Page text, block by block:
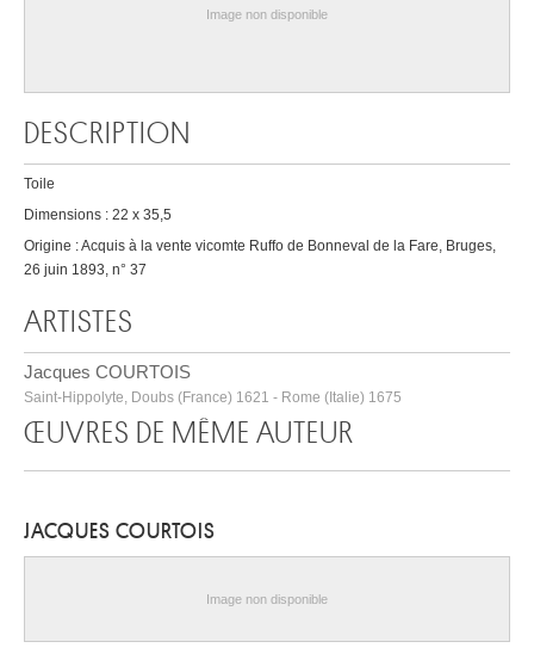
Image non disponible
DESCRIPTION
Toile
Dimensions : 22 x 35,5
Origine : Acquis à la vente vicomte Ruffo de Bonneval de la Fare, Bruges,
26 juin 1893, n° 37
ARTISTES
Jacques COURTOIS
Saint-Hippolyte, Doubs (France) 1621 - Rome (Italie) 1675
ŒUVRES DE MÊME AUTEUR
JACQUES COURTOIS
Image non disponible